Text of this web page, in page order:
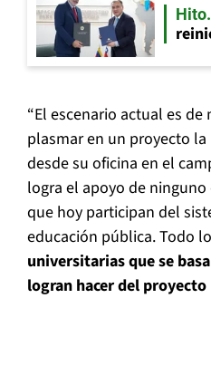
Hito
“El escenario actual es
plasmar en un proyecto la
desde su oficina en el
logra el apoyo de
que hoy participan del
educación pública. Todo
universitarias que se
logran hacer del